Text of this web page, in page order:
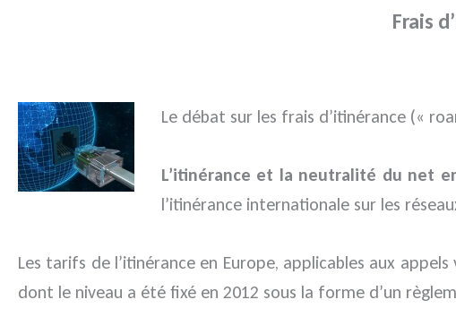
Frais
Le débat sur les frais d’itinérance («
L’itinérance et la neutralité du net
l’itinérance internationale sur les
Les tarifs de l’itinérance en Europe, applicables aux
dont le niveau a été fixé en 2012 sous la forme d’un